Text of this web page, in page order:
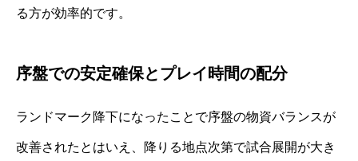
る方が効率的です。
序盤での安定確保とプレイ時間の配分
ランドマーク降下になったことで序盤の物資バランスが
改善されたとはいえ、降りる地点次第で試合展開が大き